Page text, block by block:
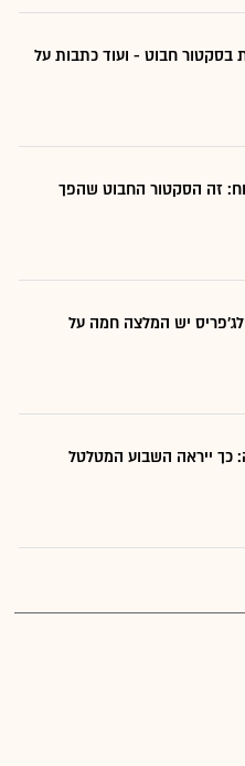
בסקטור חבוט - ועוד כתבות על
זה הסקטור החבוט שהפך
יש המלצה חמה על
כך ייראה השבוע המטלטל